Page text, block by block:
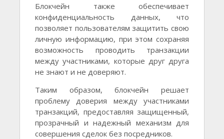
Блокчейн также обеспечивает
конфиденциальность данных, что
позволяет пользователям защитить свою
личную информацию, при этом сохраняя
возможность проводить транзакции
между участниками, которые друг друга
не знают и не доверяют.
Таким образом, блокчейн решает
проблему доверия между участниками
транзакций, предоставляя защищенный,
прозрачный и надежный механизм для
совершения сделок без посредников.